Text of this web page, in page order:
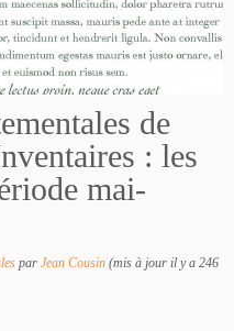
de
: les
mai-
par Jean Cousin (mis à jour il y a 246